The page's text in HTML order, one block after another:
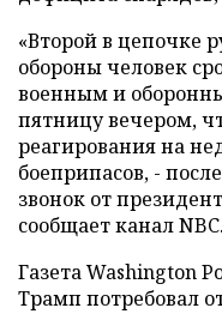
«Второй в цепочке
обороны человек
военным и
пятницу вечером,
реагирования на
боеприпасов, -
звонок от
сообщает канал NBC.
Газета Washington
Трамп потребовал